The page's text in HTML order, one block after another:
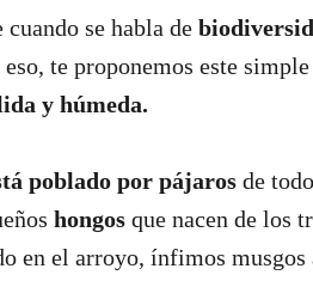
cuando se habla de
te proponemos este
y húmeda.
poblado por pájaros de
hongos que nacen de los
en el arroyo, ínfimos